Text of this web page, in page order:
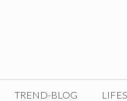
TREND-BLOG